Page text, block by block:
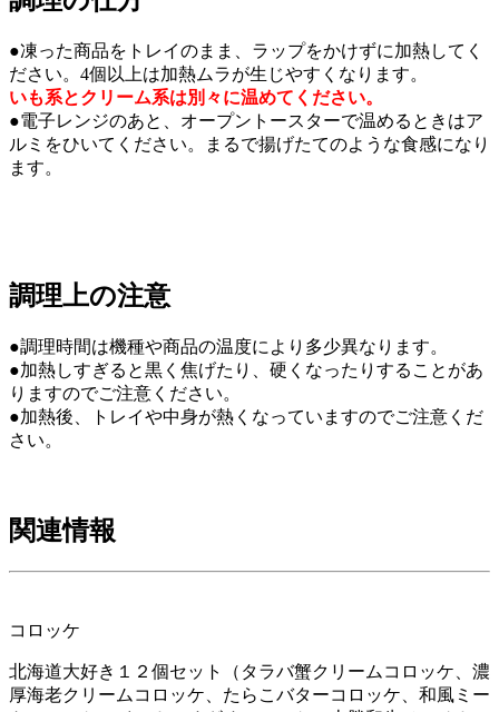
●凍った商品をトレイのまま、ラップをかけずに加熱してく
ださい。4個以上は加熱ムラが生じやすくなります。
いも系とクリーム系は別々に温めてください。
●電子レンジのあと、オープントースターで温めるときはア
ルミをひいてください。まるで揚げたてのような食感になり
ます。
調理上の注意
●調理時間は機種や商品の温度により多少異なります。
●加熱しすぎると黒く焦げたり、硬くなったりすることがあ
りますのでご注意ください。
●加熱後、トレイや中身が熱くなっていますのでご注意くだ
さい。
関連情報
コロッケ
北海道大好き１２個セット（タラバ蟹クリームコロッケ、濃
厚海老クリームコロッケ、たらこバターコロッケ、和風ミー